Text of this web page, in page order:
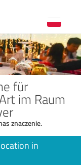
für
im Raum
znaczenie.
in